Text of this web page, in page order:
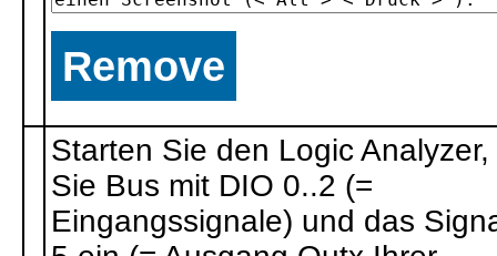
Remove
Starten Sie den Logic
Sie Bus mit DIO 0..2 (=
Eingangssignale) und das